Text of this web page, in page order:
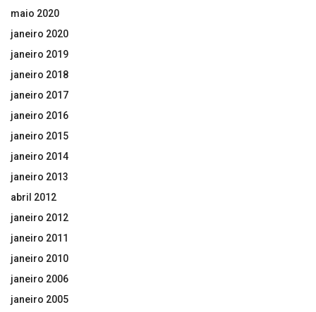
maio 2020
janeiro 2020
janeiro 2019
janeiro 2018
janeiro 2017
janeiro 2016
janeiro 2015
janeiro 2014
janeiro 2013
abril 2012
janeiro 2012
janeiro 2011
janeiro 2010
janeiro 2006
janeiro 2005